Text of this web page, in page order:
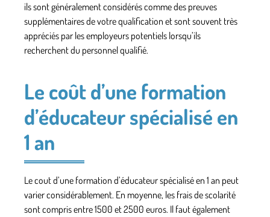
ils sont généralement considérés comme des preuves
supplémentaires de votre qualification et sont souvent très
appréciés par les employeurs potentiels lorsqu’ils
recherchent du personnel qualifié.
Le coût d’une formation
d’éducateur spécialisé en
1 an
Le cout d’une formation d’éducateur spécialisé en 1 an peut
varier considérablement. En moyenne, les frais de scolarité
sont compris entre 1500 et 2500 euros. Il faut également